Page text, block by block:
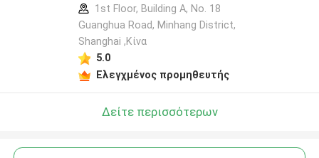
1st Floor, Building A, No. 18
Guanghua Road, Minhang District,
Shanghai ,Κίνα
5.0
Ελεγχμένος προμηθευτής
Δείτε περισσότερων